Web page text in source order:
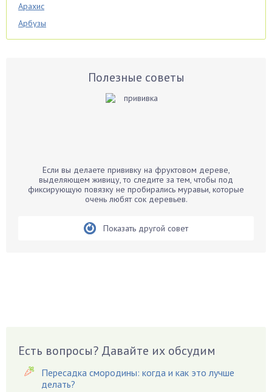
Арахис
Арбузы
Аспарагус
Бархатцы
Бегония
Вешенки
Виноград
Полезные советы
Если вы делаете прививку на фруктовом дереве,
выделяющем живицу, то следите за тем, чтобы под
фиксирующую повязку не пробирались муравьи, которые
очень любят сок деревьев.
Показать другой совет
Есть вопросы? Давайте их обсудим
Пересадка смородины: когда и как это лучше
делать?